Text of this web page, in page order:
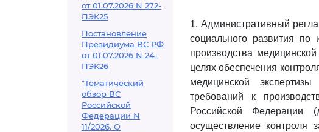
от 01.07.2026 N 272-
ПЭК25
Постановление
Президиума ВС РФ
от 01.07.2026 N 24-
ПЭК26
"Тематический
обзор ВС
Российской
Федерации N
11/2026. О
1. Административный
социального развития по
производства
целях обеспечения
медицинской
требований к
Российской Федерации
осуществление контроля